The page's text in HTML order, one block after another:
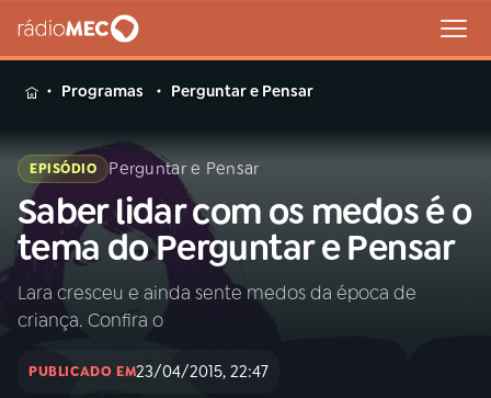
MENU
Buscar
na
Rádio
MEC
Buscar
Início
Programas Perguntar e Pensar
EPISÓDIO Perguntar e Pensar
Saber lidar com os medos é o
tema do Perguntar e Pensar
Lara cresceu e ainda sente medos da época de
criança. Confira o
PUBLICADO EM23/04/2015, 22:47